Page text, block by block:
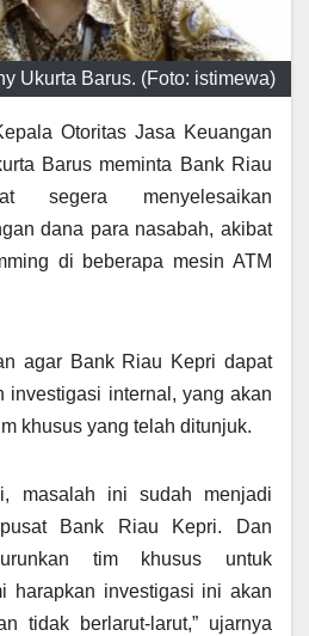
Ukurta Barus. (Foto: istimewa)
Otoritas Jasa Keuangan
Barus meminta Bank Riau
segera menyelesaikan
dana para nasabah, akibat
di beberapa mesin ATM
agar Bank Riau Kepri dapat
investigasi internal, yang akan
khusus yang telah ditunjuk.
masalah ini sudah menjadi
Bank Riau Kepri. Dan
tim khusus untuk
harapkan investigasi ini akan
tidak berlarut-larut,” ujarnya